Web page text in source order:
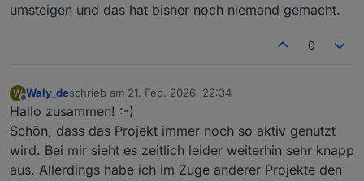
umsteigen und das hat bisher noch niemand gemacht.
0
W
Offline
Waly_deschrieb am 21. Feb. 2026, 22:34
zuletzt editiert von
Hallo zusammen! :-)
Schön, dass das Projekt immer noch so aktiv genutzt
wird. Bei mir sieht es zeitlich leider weiterhin sehr knapp
aus. Allerdings habe ich im Zuge anderer Projekte den